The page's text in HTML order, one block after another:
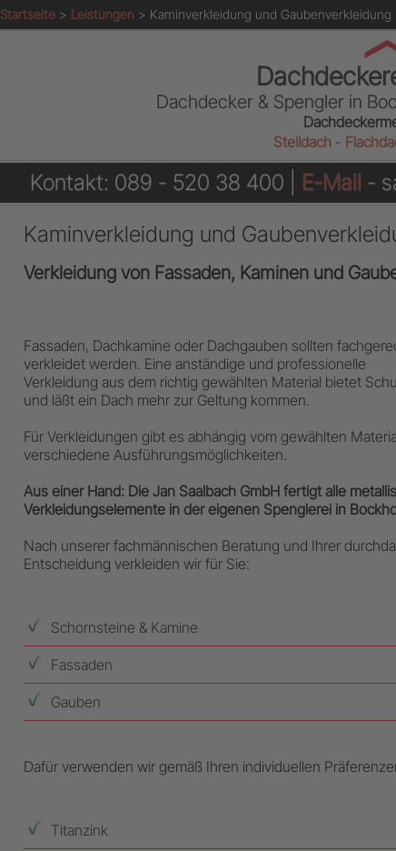
Startseite > Leistungen > Kaminverkleidung und Gaubenverkleidung
Dachdecker & Spengler in
Steildach-
Kontakt: 089 - 520 38 400 | E-Mail -
Kaminverkleidung und
Verkleidung von Fassaden, Kaminen und
Fassaden, Dachkamine oder Dachgauben sollten
verkleidet werden. Eine anständige und professionelle
Verkleidung aus dem richtig gewählten Material bietet
und läßt ein Dach mehr zur Geltung kommen.
Für Verkleidungen gibt es abhängig vom gewählten
verschiedene Ausführungsmöglichkeiten.
Aus einer Hand: Die Jan Saalbach GmbH fertigt alle
Verkleidungselemente in der eigenen Spenglerei in
Nach unserer fachmännischen Beratung und Ihrer
Entscheidung verkleiden wir für Sie:
Schornsteine & Kamine
Fassaden
Gauben
Dafür verwenden wir gemäß Ihren individuellen
Titanzink